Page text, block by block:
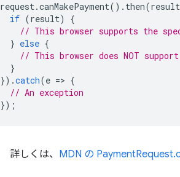
request.canMakePayment(). then(result
if (result)
{
// This browser supports the
} else {
// This browser does NOT
}
}).catch(e => {
// An exception
});
詳しくは、 MDN の